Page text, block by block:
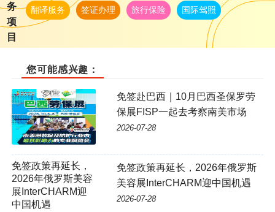
务
项
目
翻译服务 签证办理 旅行保险 国际驾照
您可能感兴趣：
免签赴巴西｜10月巴西圣保罗劳
保展FISP一起去考察南美市场
2026-07-28
免签政策再延长，2026年俄罗斯
美容展InterCHARM迎中国机遇
2026-07-28